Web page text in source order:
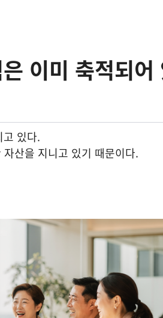
이미 축적되어
있다.
산을 지니고 있기 때문이다.